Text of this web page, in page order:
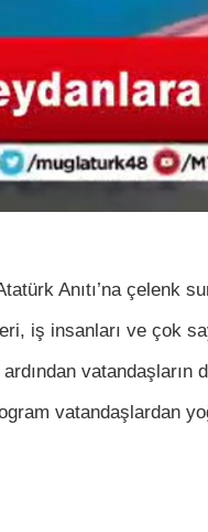
Anıtı’na çelenk
iş insanları ve çok
vatandaşlardan